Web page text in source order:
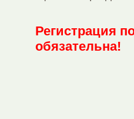
Регистрация
обязательна!